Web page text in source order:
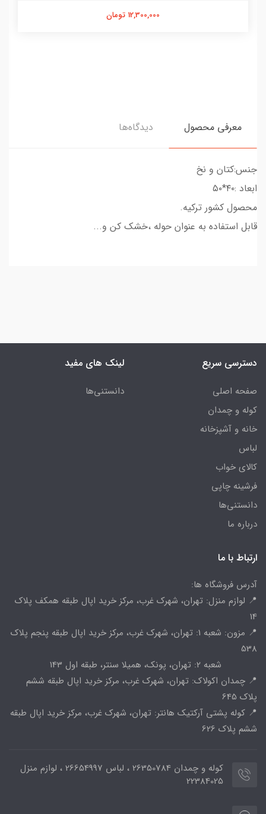
12,300,000 تومان
معرفی محصول دیدگاه‌ها
جنس:کتان و نخ
ابعاد :۴۰*۵۰
محصول کشور ترکیه.
قابل استفاده به عنوان حوله ،خشک کن و...
دسترسی سریع
صفحه اصلی
کوله و چمدان
خانه و آشپزخانه
لباس
کالای خواب
فرشینه چاپی
دانستنی‌ها
درباره ما
لینک های مفید
دانستنی‌ها
ارتباط با ما
آدرس فروشگاه ها:
📍 لوازم منزل: تهران، شهرک غرب، مرکز خرید اپال طبقه همکف پلاک
14
📍 مزون: شعبه 1: تهران، شهرک غرب، مرکز خرید اپال طبقه پنجم پلاک
538
شعبه 2: تهران، پونک، همیلا سنتر، طبقه اول 143
📍 چمدان اکولاک: تهران، شهرک غرب، مرکز خرید اپال طبقه ششم
پلاک 645
📍 کوله پشتی آرکتیک هانتر: تهران، شهرک غرب، مرکز خرید اپال طبقه
ششم پلاک 626
کوله و چمدان 26350784 ، لباس 26654997 ، لوازم منزل
22384025